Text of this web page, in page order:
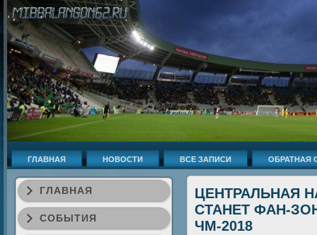
ГЛАВНАЯ НОВОСТИ ВСЕ ЗАПИСИ ОБРАТНАЯ
ГЛАВНАЯ
СОБЫТИЯ
ЦЕНТРАЛЬНАЯ
СТАНЕТ ФАН-
ЧМ-2018